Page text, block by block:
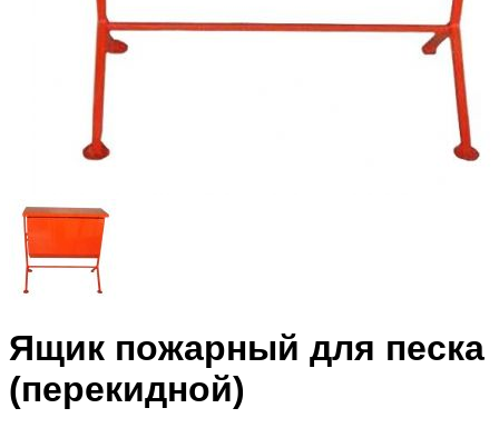
Ящик пожарный для песка
(перекидной)